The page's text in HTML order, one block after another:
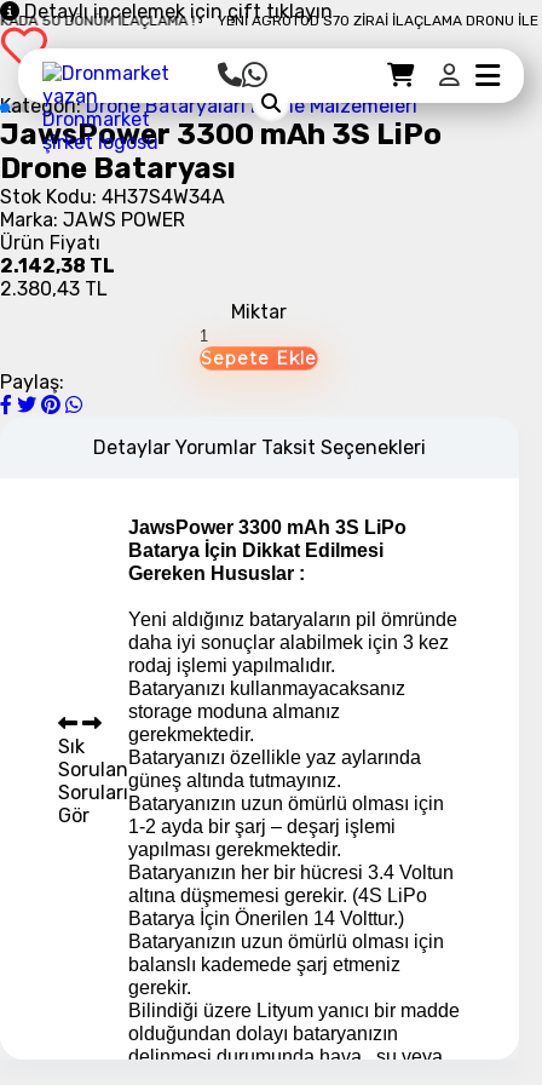
50 DÖNÜM İLAÇLAMA ! YENI AGROTOD S70 ZIRAI İLAÇLAMA DRONU İLE 10
Sepet
Sepet Detayı Ödemeye Geç
Detaylı incelemek için çift tıklayın
Kategori:Drone Bataryaları Drone Malzemeleri
JawsPower 3300 mAh 3S LiPo
Drone Bataryası
Stok Kodu: 4H37S4W34A
Marka: JAWS POWER
Ürün Fiyatı
2.142,38 TL
2.380,43 TL
Miktar
Paylaş:
Detaylar Yorumlar Taksit Seçenekleri
Sık
Sorulan
Soruları
Gör
JawsPower 3300 mAh 3S LiPo
Batarya Teknik Özellikleri
Tip : Yüksek Deşarjlı Li-Polimer Pil
Model : JawsPower 3300 mAh 3S
LiPo Batarya
Ürün Ağırlığı : 246 gr
Ürün Boyutu : 21*43*138mm
JawsPower 3300 mAh 3S LiPo
Batarya İçin Dikkat Edilmesi
Gereken Hususlar :
Yeni aldığınız bataryaların pil ömründe
daha iyi sonuçlar alabilmek için 3 kez
rodaj işlemi yapılmalıdır.
Bataryanızı kullanmayacaksanız
storage moduna almanız
gerekmektedir.
Bataryanızı özellikle yaz aylarında
güneş altında tutmayınız.
Bataryanızın uzun ömürlü olması için
1-2 ayda bir şarj – deşarj işlemi
yapılması gerekmektedir.
Bataryanızın her bir hücresi 3.4 Voltun
altına düşmemesi gerekir. (4S LiPo
Batarya İçin Önerilen 14 Volttur.)
Bataryanızın uzun ömürlü olması için
balanslı kademede şarj etmeniz
gerekir.
Bilindiği üzere Lityum yanıcı bir madde
olduğundan dolayı bataryanızın
delinmesi durumunda hava , su veya